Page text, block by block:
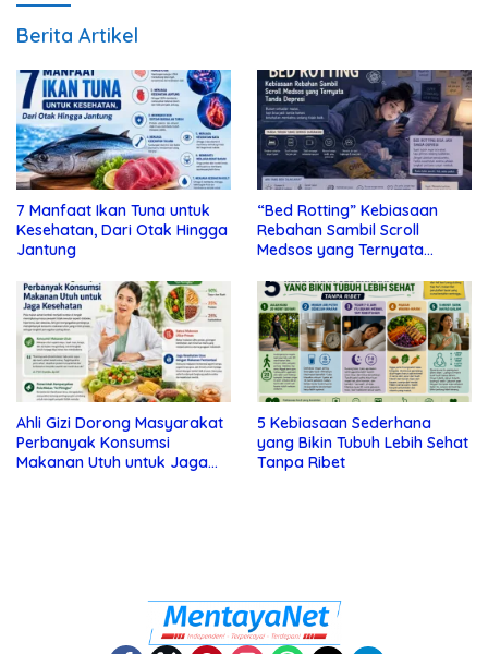
Berita Artikel
7 Manfaat Ikan Tuna untuk
Kesehatan, Dari Otak Hingga
Jantung
“Bed Rotting” Kebiasaan
Rebahan Sambil Scroll
Medsos yang Ternyata
Ahli Gizi Dorong Masyarakat
Perbanyak Konsumsi
Makanan Utuh untuk Jaga
5 Kebiasaan Sederhana
yang Bikin Tubuh Lebih Sehat
Tanpa Ribet